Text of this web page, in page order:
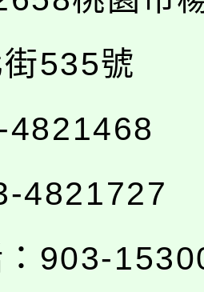
535號
4821468
4821727
903-